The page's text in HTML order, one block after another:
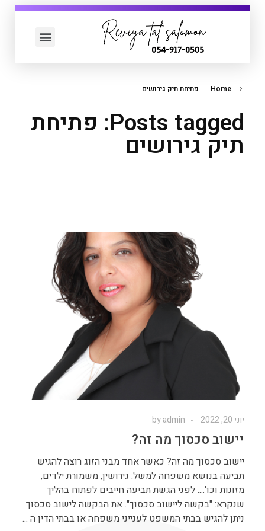
Home פתיחת תיק גירושים
Posts tagged: פתיחת
תיק גירושים
יוני 20, 2022 byadmin
יישוב סכסוך מה זה?
יישוב סכסוך מה זה? כאשר אחד מבני הזוג רוצה להגיש
תביעה בנושא משפחה למשל: גירושין, משמורת ילדים,
מזונות וכו'.... לפני הגשת תביעה חייבים לפתוח בהליך
שנקרא: "בקשה ליישוב סכסוך". את הבקשה לישוב סכסוך
ניתן להגיש בבתי המשפט לענייני משפחה או בבתי הדין ה ...